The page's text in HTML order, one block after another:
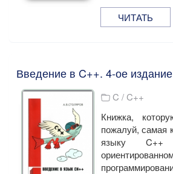
ЧИТАТЬ
Введение в C++. 4-ое
C / C++
Книжка,
пожалуй, самая
языку C++